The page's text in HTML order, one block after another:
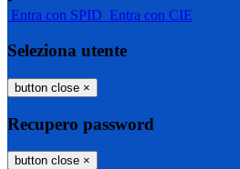
Entra con SPID Entra con CIE
Seleziona utente
button close ×
Recupero password
button close ×